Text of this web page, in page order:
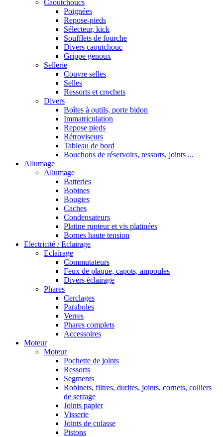
Caoutchoucs
Poignées
Repose-pieds
Sélecteur, kick
Soufflets de fourche
Divers caoutchouc
Grippe genoux
Sellerie
Couvre selles
Selles
Ressorts et crochets
Divers
Boîtes à outils, porte bidon
Immatriculation
Repose pieds
Rétroviseurs
Tableau de bord
Bouchons de réservoirs, ressorts, joints ...
Allumage
Allumage
Batteries
Bobines
Bougies
Caches
Condensateurs
Platine rupteur et vis platinées
Bornes haute tension
Electricité / Eclairage
Eclairage
Commutateurs
Feux de plaque, capots, ampoules
Divers éclairage
Phares
Cerclages
Paraboles
Verres
Phares complets
Accessoires
Moteur
Moteur
Pochette de joints
Ressorts
Segments
Robinets, filtres, durites, joints, cornets, colliers
de serrage
Joints papier
Visserie
Joints de culasse
Pistons